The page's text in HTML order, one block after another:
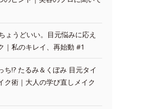
ょうどいい。目元悩みに応え
｜私のキレイ、再始動 #1
ち!? たるみ＆くぼみ 目元タイ
ク術｜大人の学び直しメイク